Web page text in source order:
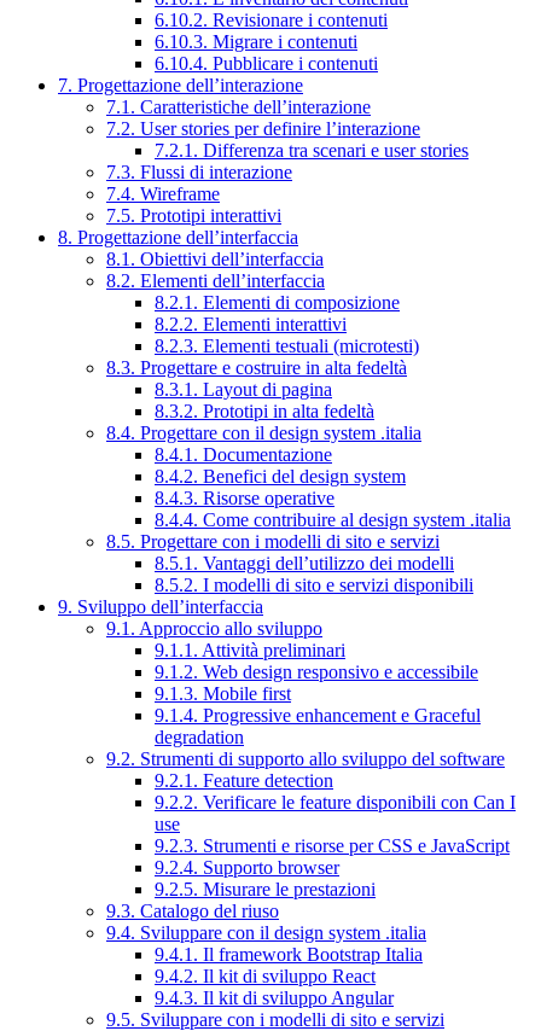
6.10.2. Revisionare i contenuti
6.10.3. Migrare i contenuti
6.10.4. Pubblicare i contenuti
7. Progettazione dell’interazione
7.1. Caratteristiche dell’interazione
7.2. User stories per definire l’interazione
7.2.1. Differenza tra scenari e user stories
7.3. Flussi di interazione
7.4. Wireframe
7.5. Prototipi interattivi
8. Progettazione dell’interfaccia
8.1. Obiettivi dell’interfaccia
8.2. Elementi dell’interfaccia
8.2.1. Elementi di composizione
8.2.2. Elementi interattivi
8.2.3. Elementi testuali (microtesti)
8.3. Progettare e costruire in alta fedeltà
8.3.1. Layout di pagina
8.3.2. Prototipi in alta fedeltà
8.4. Progettare con il design system .italia
8.4.1. Documentazione
8.4.2. Benefici del design system
8.4.3. Risorse operative
8.4.4. Come contribuire al design system .italia
8.5. Progettare con i modelli di sito e servizi
8.5.1. Vantaggi dell’utilizzo dei modelli
8.5.2. I modelli di sito e servizi disponibili
9. Sviluppo dell’interfaccia
9.1. Approccio allo sviluppo
9.1.1. Attività preliminari
9.1.2. Web design responsivo e accessibile
9.1.3. Mobile first
9.1.4. Progressive enhancement e Graceful
degradation
9.2. Strumenti di supporto allo sviluppo del software
9.2.1. Feature detection
9.2.2. Verificare le feature disponibili con Can I
use
9.2.3. Strumenti e risorse per CSS e JavaScript
9.2.4. Supporto browser
9.2.5. Misurare le prestazioni
9.3. Catalogo del riuso
9.4. Sviluppare con il design system .italia
9.4.1. Il framework Bootstrap Italia
9.4.2. Il kit di sviluppo React
9.4.3. Il kit di sviluppo Angular
9.5. Sviluppare con i modelli di sito e servizi